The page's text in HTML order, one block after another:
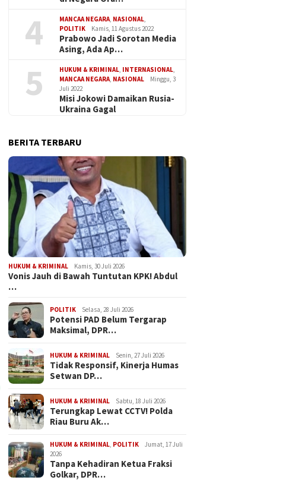
4 MANCAA NEGARA, NASIONAL,
POLITIK
Kamis, 11 Agustus 2022
Prabowo Jadi Sorotan Media
Asing, Ada Ap…
5 HUKUM & KRIMINAL, INTERNASIONAL,
MANCAA NEGARA, NASIONAL
Minggu, 3
Juli 2022
Misi Jokowi Damaikan Rusia-
Ukraina Gagal
BERITA TERBARU
HUKUM & KRIMINAL Kamis, 30 Juli 2026
Vonis Jauh di Bawah Tuntutan KPK! Abdul
…
POLITIK Selasa, 28 Juli 2026
Potensi PAD Belum Tergarap
Maksimal, DPR…
HUKUM & KRIMINAL Senin, 27 Juli 2026
Tidak Responsif, Kinerja Humas
Setwan DP…
HUKUM & KRIMINAL Sabtu, 18 Juli 2026
Terungkap Lewat CCTV! Polda
Riau Buru Ak…
HUKUM & KRIMINAL, POLITIK
Jumat, 17 Juli
2026
Tanpa Kehadiran Ketua Fraksi
Golkar, DPR…